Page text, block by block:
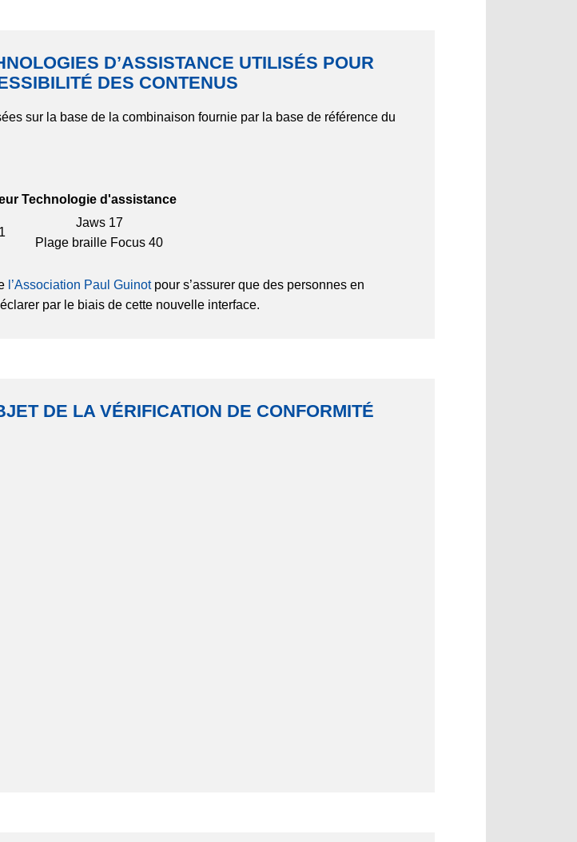
D’ASSISTANCE UTILISÉS POUR
DES CONTENUS
sur la base de la combinaison fournie par la base de référence du
Technologie d'assistance
Jaws 17
Plage braille Focus 40
l’Association Paul Guinotpour s’assurer que des personnes en
par le biais de cette nouvelle interface.
DE LA VÉRIFICATION DE CONFORMITÉ